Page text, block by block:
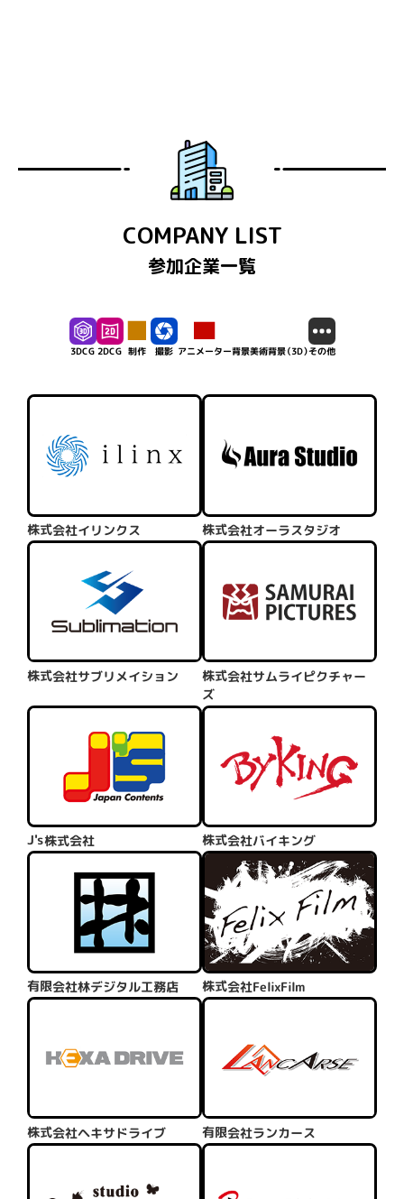
COMPANY LIST
参加企業⼀覧
3DCG 2DCG 制作 撮影 アニメーター背景美術背景（3D）その他
株式会社イリンクス 株式会社オーラスタジオ
株式会社サブリメイション 株式会社サムライピクチャー
ズ
J's株式会社 株式会社バイキング
有限会社林デジタル工務店 株式会社FelixFilm
株式会社ヘキサドライブ 有限会社ランカース